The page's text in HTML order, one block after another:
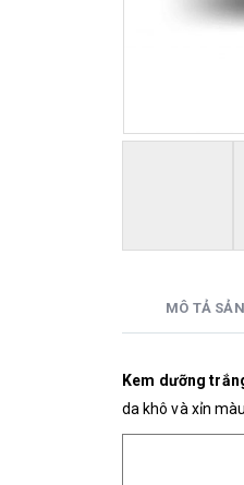
MÔ TẢ
Kem dưỡng
da khô và xỉn màu